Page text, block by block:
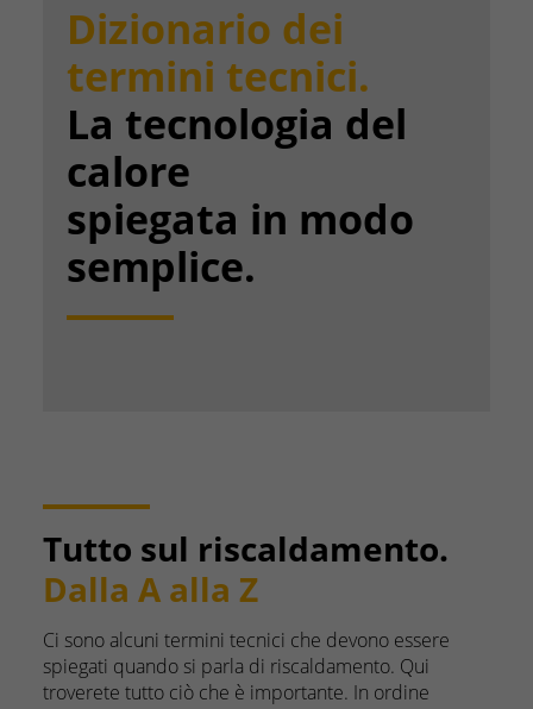
Dizionario dei
termini tecnici.
La tecnologia del
calore
spiegata in modo
semplice.
Tutto sul riscaldamento.
Dalla A alla Z
Ci sono alcuni termini tecnici che devono essere
spiegati quando si parla di riscaldamento. Qui
troverete tutto ciò che è importante. In ordine